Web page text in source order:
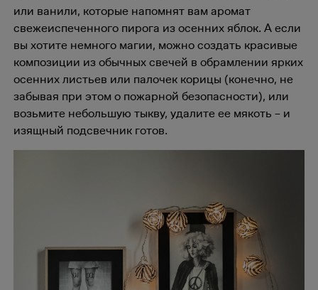
или ванили, которые напомнят вам аромат
свежеиспеченного пирога из осенних яблок. А если
вы хотите немного магии, можно создать красивые
композиции из обычных свечей в обрамлении ярких
осенних листьев или палочек корицы (конечно, не
забывая при этом о пожарной безопасности), или
возьмите небольшую тыкву, удалите ее мякоть – и
изящный подсвечник готов.